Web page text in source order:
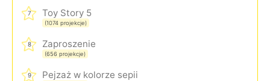
7 Toy Story 5
(1074 projekcje)
8 Zaproszenie
(656 projekcje)
9 Pejzaż w kolorze sepii